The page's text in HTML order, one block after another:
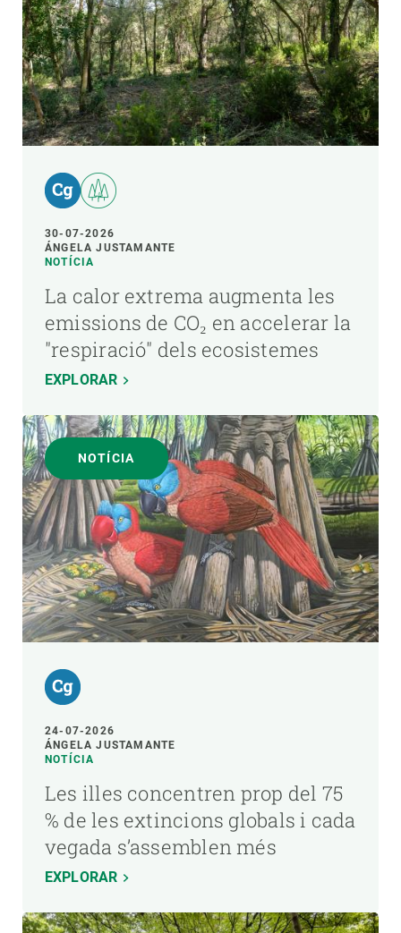
30-07-2026
ÁNGELA JUSTAMANTE
NOTÍCIA
La calor extrema augmenta les
emissions de CO₂ en accelerar la
"respiració" dels ecosistemes
EXPLORAR
NOTÍCIA
24-07-2026
ÁNGELA JUSTAMANTE
NOTÍCIA
Les illes concentren prop del 75
% de les extincions globals i cada
vegada s’assemblen més
EXPLORAR